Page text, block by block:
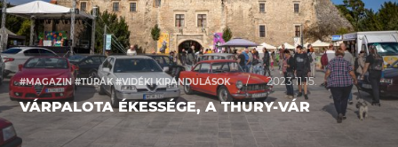
#MAGAZIN #TÚRÁK #VIDÉKI KIRÁNDULÁSOK / 2023.11.15.
VÁRPALOTA ÉKESSÉGE, A THURY-VÁR